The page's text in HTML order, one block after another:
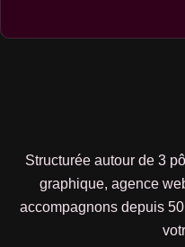
Structurée autour de 3
graphique, agence
accompagnons depuis